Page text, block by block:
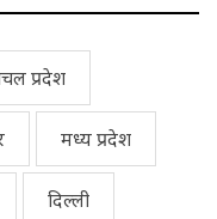
प्रदेश
मध्य प्रदेश
दिल्ली